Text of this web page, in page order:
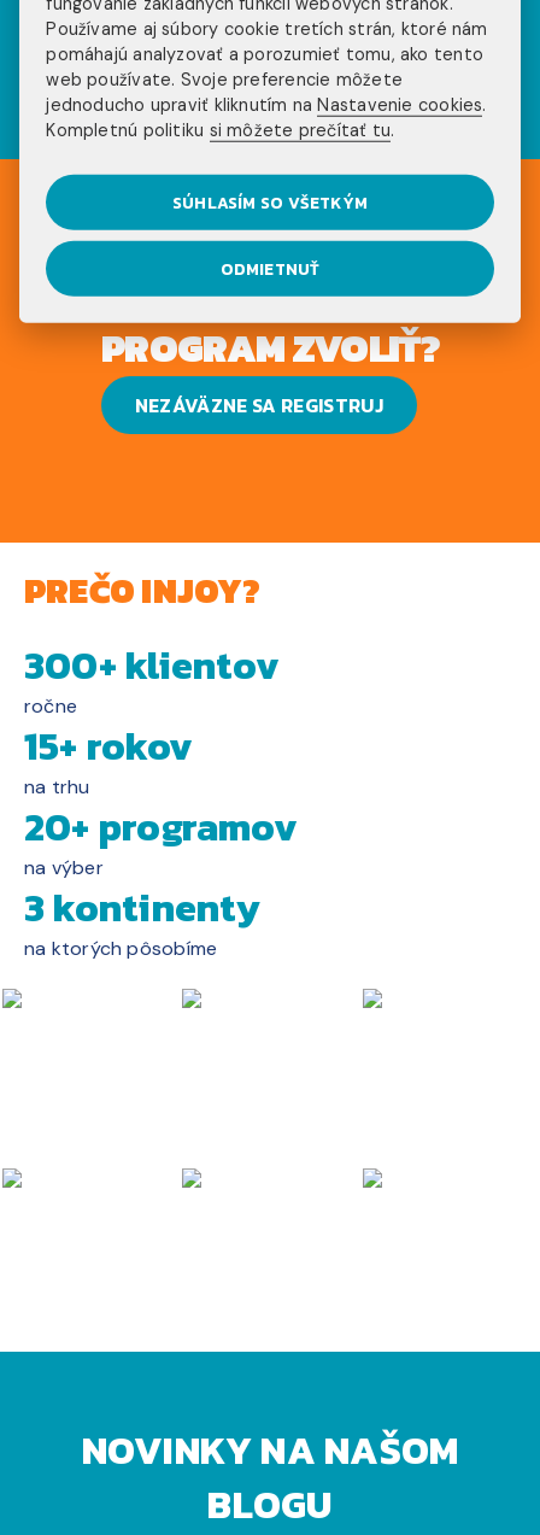
sociálnych sieťach
UŽ VIEŠ, AKÝ
PROGRAM ZVOLIŤ?
NEZÁVÄZNE SA REGISTRUJ
PREČO INJOY?
300+ klientov
ročne
15+ rokov
na trhu
20+ programov
na výber
3 kontinenty
na ktorých pôsobíme
NOVINKY NA NAŠOM
BLOGU
Používame aj súbory cookie tretích strán, ktoré nám
pomáhajú analyzovať a porozumieť tomu, ako tento
web používate. Svoje preferencie môžete
jednoducho upraviť kliknutím naNastavenie cookies.
Kompletnú politiku si môžete prečítať tu.
SÚHLASÍM SO VŠETKÝM
ODMIETNUŤ